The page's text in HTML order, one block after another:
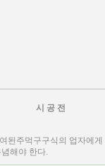
시 공 전
된주먹구구식의 업자에
해야 한다.